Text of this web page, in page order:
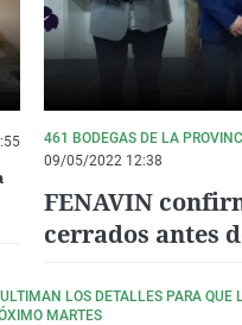
461 BODEGAS DE LA
09/05/2022 12:38
FENAVIN
cerrados antes
LOS DETALLES PARA
MARTES